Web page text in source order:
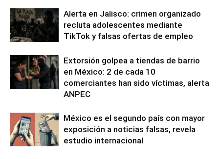
Alerta en Jalisco: crimen organizado
recluta adolescentes mediante
TikTok y falsas ofertas de empleo
Extorsión golpea a tiendas de barrio
en México: 2 de cada 10
comerciantes han sido víctimas, alerta
ANPEC
México es el segundo país con mayor
exposición a noticias falsas, revela
estudio internacional